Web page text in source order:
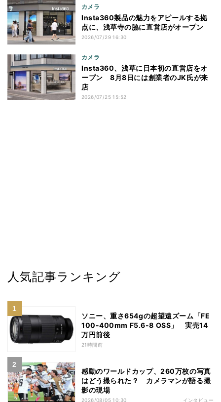
カメラ
Insta360製品の魅力をアピールする拠
点に、浅草寺の脇に直営店がオープン
2026/07/29 16:30
カメラ
Insta360、浅草に日本初の直営店をオ
ープン 8月8日には創業者のJK氏が来
店
2026/07/25 15:52
人気記事ランキング
ソニー、重さ654gの超望遠ズーム「FE
100-400mm F5.6-8 OSS」 実売14
万円前後
21時間前
感動のワールドカップ、260万枚の写真
はどう撮られた？ カメラマンが語る撮
影の現場
2026/08/05 10:30 インタビュー